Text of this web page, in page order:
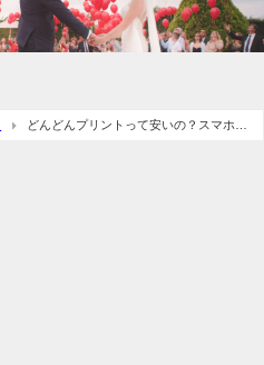
どんどんプリントって安いの？スマホか